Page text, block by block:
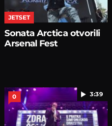
JETSET
Sonata Arctica otvorili
Arsenal Fest
3:39
0